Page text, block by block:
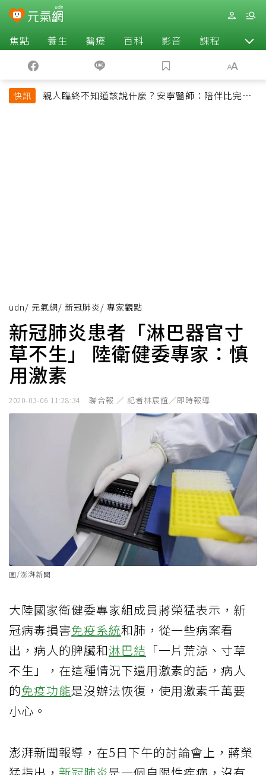
焦點 養生 醫療 百科 影音 課程 退休
快訊
親人臨終不知道該說什麼？安寧醫師：陪伴比完美
udn/ 元氣網/ 新冠肺炎 / 專家觀點
新冠肺炎患者「淋巴器官寸
草不生」 陸衛健委專家：慎
用激素
2020-03-06 11:28:34 聯合報 ／ 記者林宸誼╱即時報導
圖/澎湃新聞
大陸國家衛健委專家組成員蔣榮猛表示，新
冠病毒損害免疫系統和肺，從一些病案看
出，病人的脾臟和淋巴結 「一片荒涼、寸草
不生」，在這種情況下還用激素的話，病人
的免疫功能是沒辦法恢復，使用激素千萬要
小心。
澎湃新聞報導，在5日下午的討論會上，蔣榮